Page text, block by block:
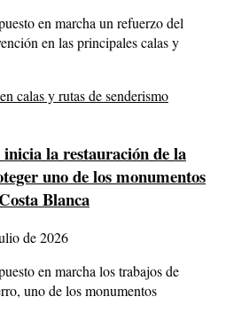
en marcha un refuerzo del
en las principales calas y
la restauración de la
uno de los monumentos
Blanca
de 2026
en marcha los trabajos de
uno de los monumentos